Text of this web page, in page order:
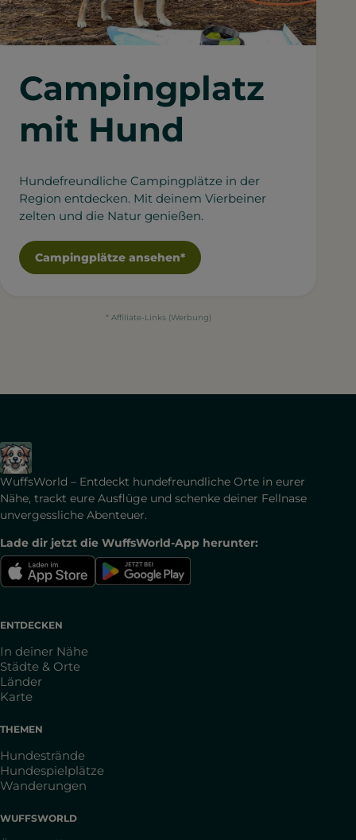
Campingplatz
mit Hund
Hundefreundliche Campingplätze in der
Region entdecken. Mit deinem Vierbeiner
zelten und die Natur genießen.
Campingplätze ansehen*
* Affiliate-Links (Werbung)
WuffsWorld – Entdeckt hundefreundliche Orte in eurer
Nähe, trackt eure Ausflüge und schenke deiner Fellnase
unvergessliche Abenteuer.
Lade dir jetzt die WuffsWorld-App herunter:
ENTDECKEN
In deiner Nähe
Städte & Orte
Länder
Karte
THEMEN
Hundestrände
Hundespielplätze
Wanderungen
WUFFSWORLD